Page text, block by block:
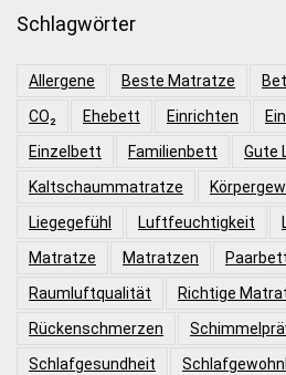
Schlagwörter
Allergene Beste Matratze
CO₂
Ehebett Einrichten
Einzelbett
Familienbett Gute
Kaltschaummatratze
Liegegefühl
Luftfeuchtigkeit
Matratze
Matratzen
Raumluftqualität
Richtige
Rückenschmerzen
Schlafgesundheit